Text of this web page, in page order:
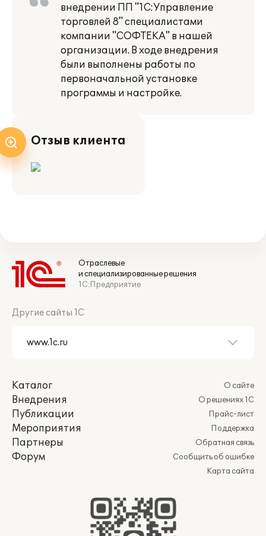
внедрении ПП "1С:Управление
торговлей 8" специалистами
компании "СОФТЕКА" в нашей
организации. В ходе внедрения
были выполнены работы по
первоначальной установке
программы и настройке.
Отзыв клиента
Отраслевые
и специализированные решения
1С:Предприятие
Другие сайты 1С
Каталог
Внедрения
Публикации
Мероприятия
Партнеры
Форум
О сайте
О решениях 1С
Прайс-лист
Поддержка
Обратная связь
Сообщить об ошибке
Карта сайта